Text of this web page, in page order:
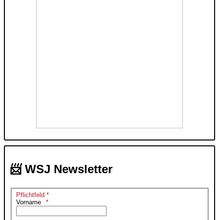
📨 WSJ Newsletter
Pflichtfeld *
Vorname